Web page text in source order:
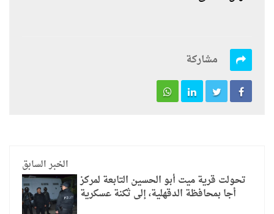
مشاركة
الخبر السابق
تحولت قرية ميت أبو الحسين التابعة لمركز
أجا بمحافظة الدقهلية، إلى ثكنة عسكرية